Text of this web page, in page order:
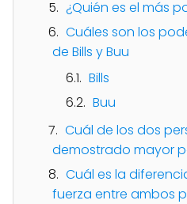
¿Quién es el más
Cuáles son los
de Bills y Buu
Bills
Buu
Cuál de los dos
demostrado mayor
Cuál es la
fuerza entre ambos